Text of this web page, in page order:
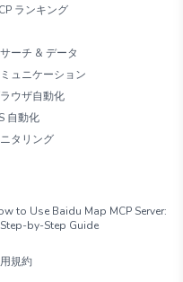
ランキング
ーチ & データ
ュニケーション
ウザ自動化
自動化
タリング
to Use Baidu Map MCP Server:
by-Step Guide
規約